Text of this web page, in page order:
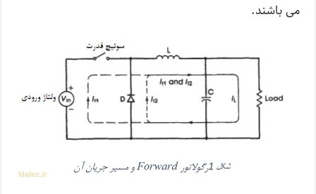
می باشند.